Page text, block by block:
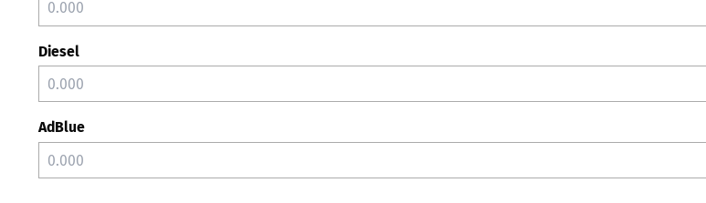
Diesel
AdBlue